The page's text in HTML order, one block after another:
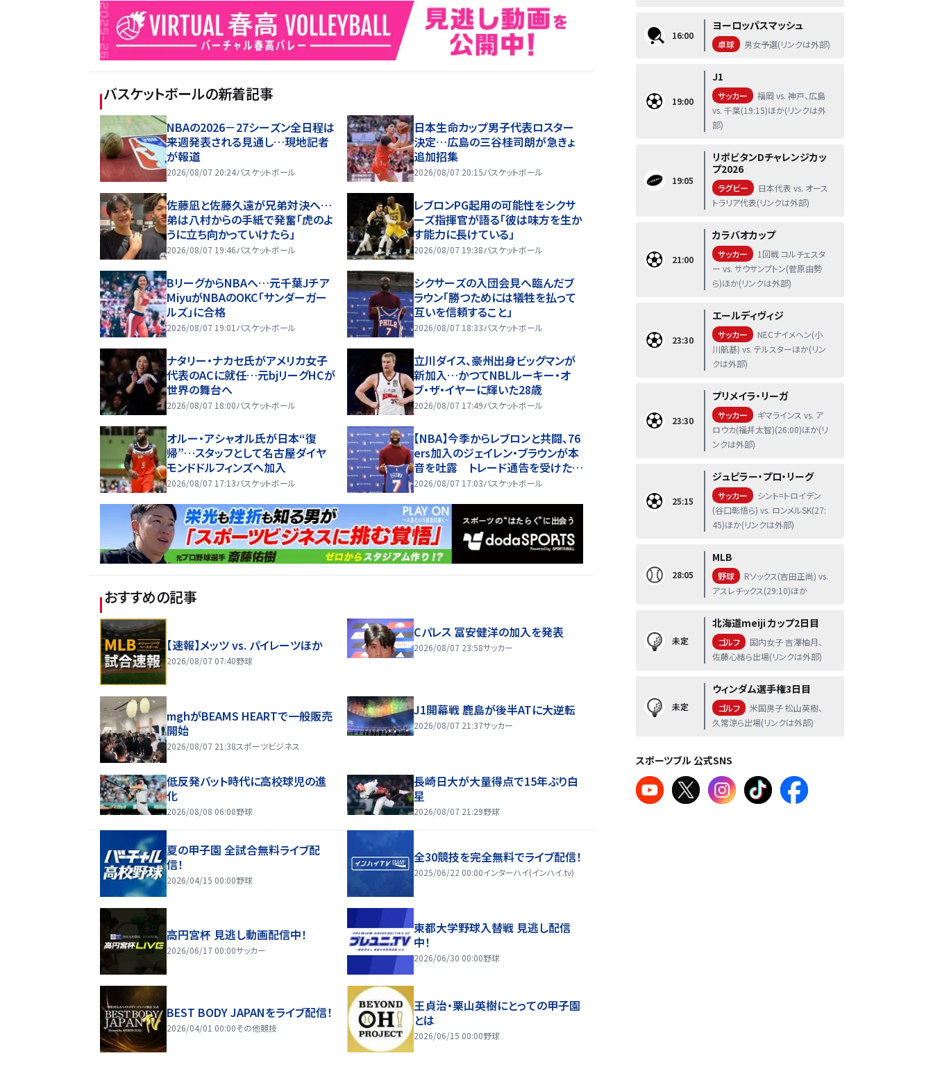
バスケットボールの新着記事
NBAの2026－27シーズン全日程は
来週発表される見通し…現地記者
が報道
2026/08/07 20:24バスケットボール
日本生命カップ男子代表ロスター
決定…広島の三谷桂司朗が急きょ
追加招集
2026/08/07 20:15バスケットボール
佐藤凪と佐藤久遠が兄弟対決へ…
弟は八村からの手紙で発奮「虎のよ
うに立ち向かっていけたら」
2026/08/07 19:46バスケットボール
レブロンPG起用の可能性をシクサ
ーズ指揮官が語る「彼は味方を生か
す能力に長けている」
2026/08/07 19:38バスケットボール
BリーグからNBAへ…元千葉Jチア
MiyuがNBAのOKC「サンダーガー
ルズ」に合格
2026/08/07 19:01 バスケットボール
シクサーズの入団会見へ臨んだブ
ラウン「勝つためには犠牲を払って
互いを信頼すること」
2026/08/07 18:33バスケットボール
ナタリー・ナカセ氏がアメリカ女子
代表のACに就任…元bjリーグHCが
世界の舞台へ
2026/08/07 18:00バスケットボール
立川ダイス、豪州出身ビッグマンが
新加入…かつてNBLルーキー・オ
ブ・ザ・イヤーに輝いた28歳
2026/08/07 17:49バスケットボール
オルー・アシャオル氏が日本“復
帰”…スタッフとして名古屋ダイヤ
モンドドルフィンズへ加入
2026/08/07 17:13バスケットボール
【NBA】今季からレブロンと共闘、76
ers加入のジェイレン・ブラウンが本
音を吐露 トレード通告を受けた時
は「スマホを放り投げた」
2026/08/07 17:03バスケットボール
おすすめの記事
【速報】メッツ vs. パイレーツほか
2026/08/07 07:40野球
Cパレス 冨安健洋の加入を発表
2026/08/07 23:58サッカー
mghがBEAMS HEARTで一般販売
開始
2026/08/07 21:38スポーツビジネス
J1開幕戦 鹿島が後半ATに大逆転
2026/08/07 21:37サッカー
低反発バット時代に高校球児の進
化
2026/08/08 06:00野球
長崎日大が大量得点で15年ぶり白
星
2026/08/07 21:29野球
夏の甲子園 全試合無料ライブ配
信！
2026/04/15 00:00野球
全30競技を完全無料でライブ配信！
2025/06/22 00:00インターハイ(インハイ.tv)
高円宮杯 見逃し動画配信中！
2026/06/17 00:00サッカー
東都大学野球入替戦 見逃し配信
中！
2026/06/30 00:00野球
BEST BODY JAPANをライブ配信！
2026/04/01 00:00その他競技
王貞治・栗山英樹にとっての甲子園
とは
2026/06/15 00:00野球
16:00
ヨーロッパスマッシュ
卓球 男女予選(リンクは外部)
19:00
J1
サッカー
福岡 vs. 神戸、広島
vs. 千葉(19:15)ほか(リンクは外
部)
19:05
リポビタンDチャレンジカッ
プ2026
ラグビー
日本代表 vs. オース
トラリア代表(リンクは外部)
21:00
カラバオカップ
サッカー
1回戦 コルチェスタ
ー vs. サウサンプトン(菅原由勢
ら)ほか(リンクは外部)
23:30
エールディヴィジ
サッカー
NECナイメヘン(小
川航基) vs. テルスターほか(リン
クは外部)
23:30
プリメイラ・リーガ
サッカー
ギマラインス vs. ア
ロウカ(福井太智)(26:00)ほか(リ
ンクは外部)
25:15
ジュピラー・プロ・リーグ
サッカー
シント=トロイデン
(谷口彰悟ら) vs. ロンメルSK(27:
45)ほか(リンクは外部)
28:05
MLB
野球
Rソックス(吉田正尚) vs.
アスレチックス(29:10)ほか
未定
北海道meiji カップ2日目
ゴルフ
国内女子 吉澤柚月、
佐藤心結ら出場(リンクは外部)
未定
ウィンダム選手権3日目
ゴルフ
米国男子 松山英樹、
久常涼ら出場(リンクは外部)
スポーツブル 公式SNS